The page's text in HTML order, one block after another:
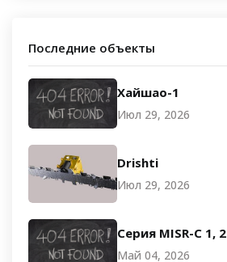
Последние объекты
Хайшао-1
Июл 29, 2026
Drishti
Июл 29, 2026
Серия MISR-C 1, 2
Май 04, 2026